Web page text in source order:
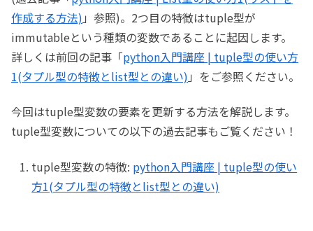
作成する方法) 」参照)。2つ目の特徴はtuple型が
immutableという種類の変数であることに起因します。
詳しくは前回の記事「python入門講座 | tuple型の使い方
1(タプル型の特徴とlist型との違い) 」をご参照ください。
今回はtuple型変数の要素を更新する方法を解説します。
tuple型変数についての以下の過去記事もご覧ください！
tuple型変数の特徴: python入門講座 | tuple型の使い
方1(タプル型の特徴とlist型との違い)